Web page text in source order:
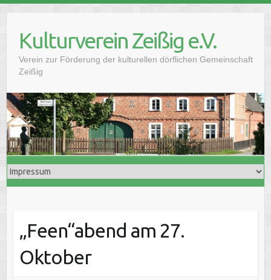
contentKulturverein Zeißig e.V.
Verein zur Förderung der kulturellen dörflichen Gemeinschaft
Zeißig
„Feen“abend am 27.
Oktober